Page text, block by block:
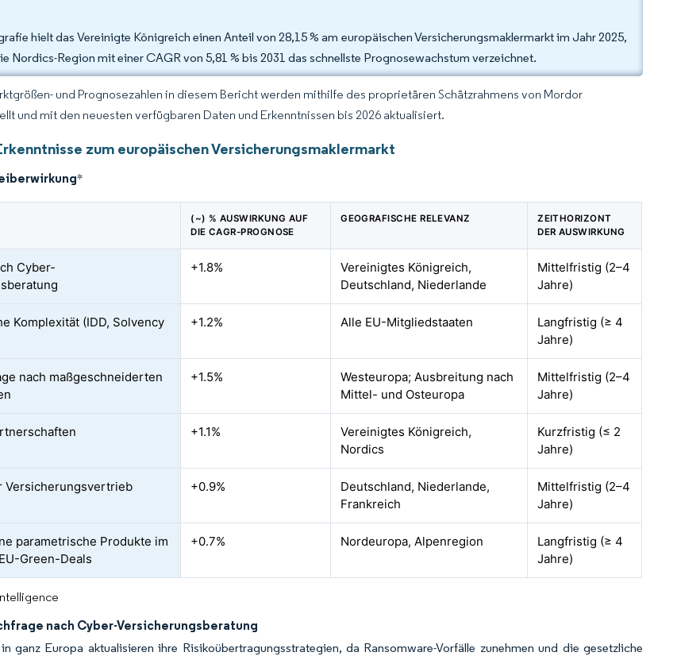
hielt das Vereinigte Königreich einen Anteil von 28,15 % am europäischen Versicherungsmaklermarkt im Jahr 2025,
Nordics-Region mit einer CAGR von 5,81 % bis 2031 das schnellste Prognosewachstum verzeichnet.
und Prognosezahlen in diesem Bericht werden mithilfe des proprietären Schätzrahmens von Mordor
und mit den neuesten verfügbaren Daten und Erkenntnissen bis 2026 aktualisiert.
zum europäischen Versicherungsmaklermarkt
*
(~) % AUSWIRKUNG AUF
DIE CAGR-PROGNOSE
GEOGRAFISCHE RELEVANZ
ZEITHORIZONT
DER AUSWIRKUNG
Cyber-
+1.8%
Vereinigtes Königreich,
Deutschland, Niederlande
Mittelfristig (2–4
Jahre)
Komplexität (IDD, Solvency
+1.2% Alle EU-Mitgliedstaaten
Langfristig (≥ 4
Jahre)
nach maßgeschneiderten
+1.5%
Westeuropa; Ausbreitung nach
Mittel- und Osteuropa
Mittelfristig (2–4
Jahre)
+1.1%
Vereinigtes Königreich,
Nordics
Kurzfristig (≤ 2
Jahre)
Versicherungsvertrieb +0.9%
Deutschland, Niederlande,
Frankreich
Mittelfristig (2–4
Jahre)
parametrische Produkte im
Green-Deals
+0.7% Nordeuropa, Alpenregion
Langfristig (≥ 4
Jahre)
nach Cyber-Versicherungsberatung
ganz Europa aktualisieren ihre Risikoübertragungsstrategien, da Ransomware-Vorfälle zunehmen und die gesetzliche